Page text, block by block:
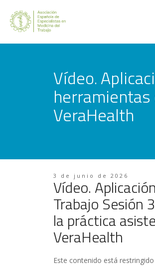
Vídeo.
herramientas
VeraHealth
3 de junio de 2026
Vídeo.
Trabajo Sesión
la práctica
VeraHealth
Este contenido está